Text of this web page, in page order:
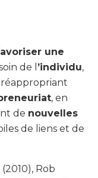
une
de l ’individu,
réappropriant
, en
de nouvelles
de liens et de
(2010), Rob